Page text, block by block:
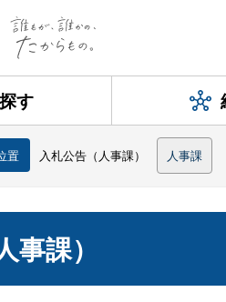
す
置 入札公告（人事課） 人事課
事課）